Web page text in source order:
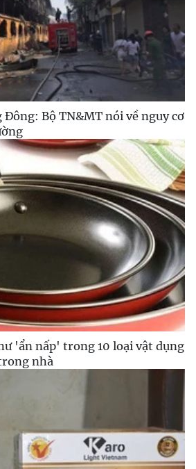
Đông: Bộ TN&MT nói về nguy cơ
'ẩn nấp' trong 10 loại vật dụng
nhà